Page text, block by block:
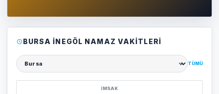
BURSA İNEGÖL NAMAZ VAKITLERI
Şehir seçin
TÜMÜ
İMSAK